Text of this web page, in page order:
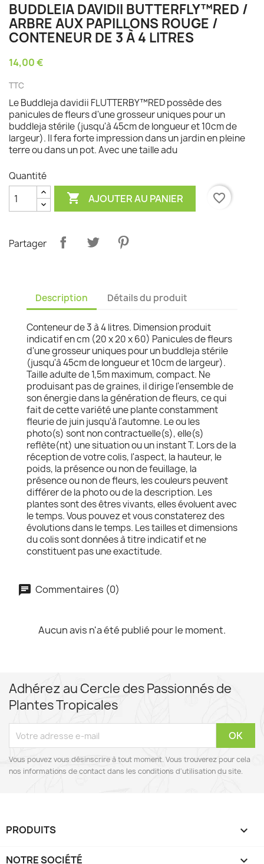
BUDDLEIA DAVIDII BUTTERFLY™RED /
ARBRE AUX PAPILLONS ROUGE /
CONTENEUR DE 3 À 4 LITRES
14,00 €
TTC
Le Buddleja davidii FLUTTERBY™RED possède des
panicules de fleurs d'une grosseur uniques pour un
buddleja stérile (jusqu'à 45cm de longueur et 10cm de
largeur). Il fera forte impression dans un jardin en pleine
terre ou dans un pot. Avec une taille adu
Quantité
 AJOUTER AU PANIER favorite_border
Partager
Description Détails du produit
Conteneur de 3 à 4 litres. Dimension produit
indicatif en cm (20 x 20 x 60) Panicules de fleurs
d'une grosseur uniques pour un buddleja stérile
(jusqu'à 45cm de longueur et 10cm de largeur).
Taille adulte de 1,5m maximum, compact. Ne
produisant pas de graines, il dirige l'ensemble de
son énergie dans la génération de fleurs, ce qui
fait de cette variété une plante constamment
fleurie de juin jusqu'à l'automne. Le ou les
photo(s) sont non contractuelle(s), elle(s)
reflète(nt) une situation ou un instant T. Lors de la
réception de votre colis, l'aspect, la hauteur, le
poids, la présence ou non de feuillage, la
présence ou non de fleurs, les couleurs peuvent
différer de la photo ou de la description. Les
plantes sont des êtres vivants, elles évoluent avec
le temps. Vous pouvez et vous constaterez des
évolutions dans le temps. Les tailles et dimensions
du colis sont données à titre indicatif et ne
constituent pas une exactitude.
Commentaires (0)
Aucun avis n'a été publié pour le moment.
Adhérez au Cercle des Passionnés de
Plantes Tropicales
Vous pouvez vous désinscrire à tout moment. Vous trouverez pour cela
nos informations de contact dans les conditions d'utilisation du site.
PRODUITS 
NOTRE SOCIÉTÉ 